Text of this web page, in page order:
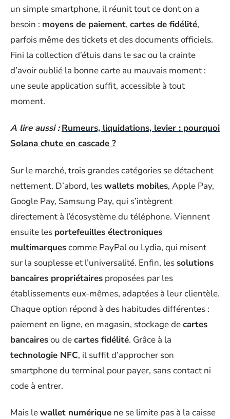
un simple smartphone, il réunit tout ce dont on a
besoin : moyens de paiement, cartes de fidélité,
parfois même des tickets et des documents officiels.
Fini la collection d’étuis dans le sac ou la crainte
d’avoir oublié la bonne carte au mauvais moment :
une seule application suffit, accessible à tout
moment.
A lire aussi : Rumeurs, liquidations, levier : pourquoi
Solana chute en cascade ?
Sur le marché, trois grandes catégories se détachent
nettement. D’abord, leswallets mobiles, Apple Pay,
Google Pay, Samsung Pay, qui s’intègrent
directement à l’écosystème du téléphone. Viennent
ensuite les portefeuilles électroniques
multimarquescomme PayPal ou Lydia, qui misent
sur la souplesse et l’universalité. Enfin, les solutions
bancaires propriétaires proposées par les
établissements eux-mêmes, adaptées à leur clientèle.
Chaque option répond à des habitudes différentes :
paiement en ligne, en magasin, stockage decartes
bancairesou decartes fidélité. Grâce à la
technologie NFC, il suffit d’approcher son
smartphone du terminal pour payer, sans contact ni
code à entrer.
Mais lewallet numérique ne se limite pas à la caisse